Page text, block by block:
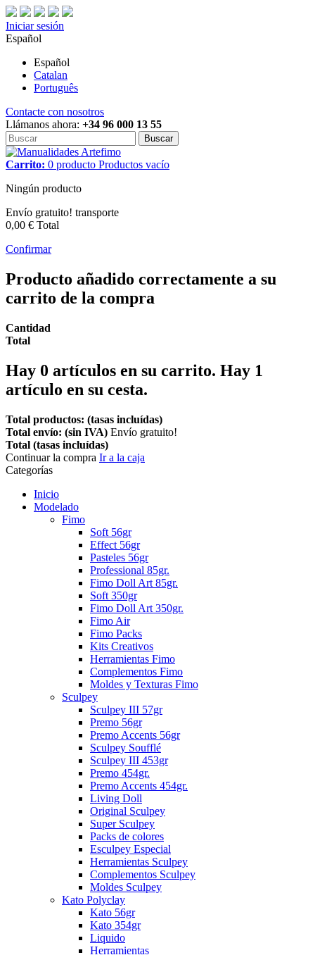
Iniciar sesión
Español
Español
Catalan
Português
Contacte con nosotros
Llámanos ahora: +34 96 000 13 55
Buscar
Carrito: 0 producto Productos vacío
Ningún producto
Envío gratuito! transporte
0,00 € Total
Confirmar
Producto añadido correctamente a su
carrito de la compra
Cantidad
Total
Hay 0 artículos en su carrito. Hay 1
artículo en su cesta.
Total productos: (tasas incluídas)
Total envío: (sin IVA) Envío gratuito!
Total (tasas incluídas)
Continuar la compra Ir a la caja
Categorías
Inicio
Modelado
Fimo
Soft 56gr
Effect 56gr
Pasteles 56gr
Professional 85gr.
Fimo Doll Art 85gr.
Soft 350gr
Fimo Doll Art 350gr.
Fimo Air
Fimo Packs
Kits Creativos
Herramientas Fimo
Complementos Fimo
Moldes y Texturas Fimo
Sculpey
Sculpey III 57gr
Premo 56gr
Premo Accents 56gr
Sculpey Soufflé
Sculpey III 453gr
Premo 454gr.
Premo Accents 454gr.
Living Doll
Original Sculpey
Super Sculpey
Packs de colores
Esculpey Especial
Herramientas Sculpey
Complementos Sculpey
Moldes Sculpey
Kato Polyclay
Kato 56gr
Kato 354gr
Liquido
Herramientas